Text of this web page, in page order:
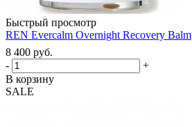
Быстрый просмотр
REN Evercalm Overnight Recovery Balm
8 400 руб.
-
+
В корзину
SALE